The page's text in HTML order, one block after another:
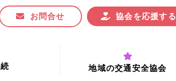
お問合せ 協会を応援する
地域の交通安全協会